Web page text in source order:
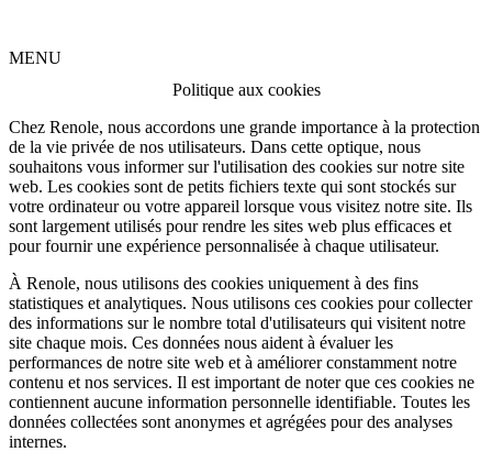
MENU
Politique aux cookies
Chez Renole, nous accordons une grande importance à la protection
de la vie privée de nos utilisateurs. Dans cette optique, nous
souhaitons vous informer sur l'utilisation des cookies sur notre site
web. Les cookies sont de petits fichiers texte qui sont stockés sur
votre ordinateur ou votre appareil lorsque vous visitez notre site. Ils
sont largement utilisés pour rendre les sites web plus efficaces et
pour fournir une expérience personnalisée à chaque utilisateur.
À Renole, nous utilisons des cookies uniquement à des fins
statistiques et analytiques. Nous utilisons ces cookies pour collecter
des informations sur le nombre total d'utilisateurs qui visitent notre
site chaque mois. Ces données nous aident à évaluer les
performances de notre site web et à améliorer constamment notre
contenu et nos services. Il est important de noter que ces cookies ne
contiennent aucune information personnelle identifiable. Toutes les
données collectées sont anonymes et agrégées pour des analyses
internes.